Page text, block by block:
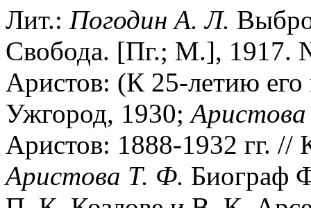
Лит.: Погодин А. Л.
Свобода. [Пг.; М.],
Аристов: (К 25-летию его
Ужгород, 1930;
Аристов: 1888-1932 гг.
Аристова Т. Ф. Биограф